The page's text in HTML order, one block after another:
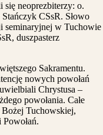
się neoprezbiterzy: o.
CSsR. Słowo
seminaryjnej w Tuchowie
duszpasterz
Sakramentu.
nowych powołań
Chrystusa –
powołania. Całe
Tuchowskiej,